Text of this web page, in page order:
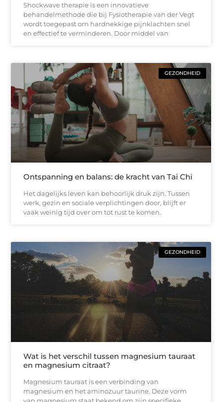
Shockwave therapie is een innovatieve
behandelmethode die bij Fysiotherapie van der Vegt
wordt toegepast om hardnekkige pijnklachten snel
en effectief te verminderen. Door middel van
GEZONDHEID
Ontspanning en balans: de kracht van Tai Chi
Het dagelijks leven kan behoorlijk druk zijn. Tussen
werk, gezin en sociale verplichtingen door, blijft er
vaak weinig tijd over om tot rust te komen.
GEZONDHEID
Wat is het verschil tussen magnesium tauraat
en magnesium citraat?
Magnesium tauraat is een verbinding van
magnesium en het aminozuur taurine. Deze vorm